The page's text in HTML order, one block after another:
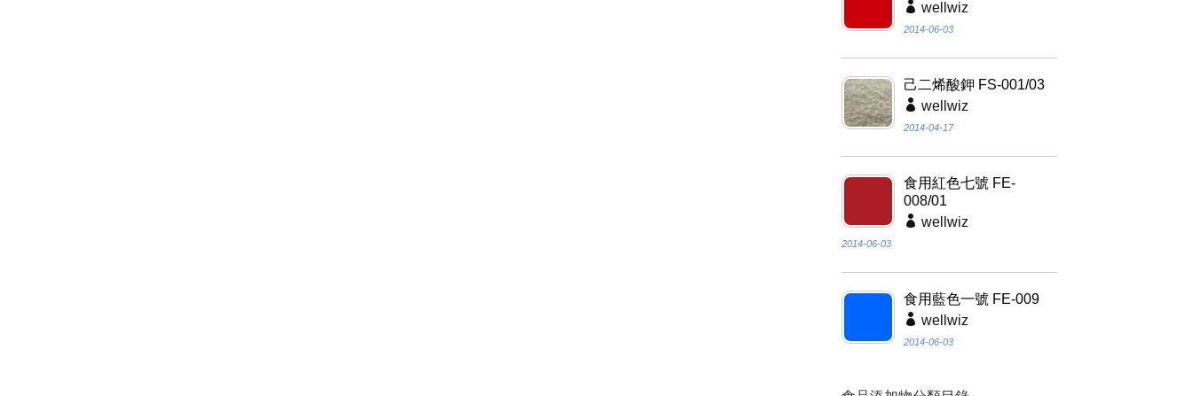
wellwiz
2014-06-03
己二烯酸鉀 FS-001/03
wellwiz
2014-04-17
食用紅色七號 FE-
008/01
wellwiz
2014-06-03
食用藍色一號 FE-009
wellwiz
2014-06-03